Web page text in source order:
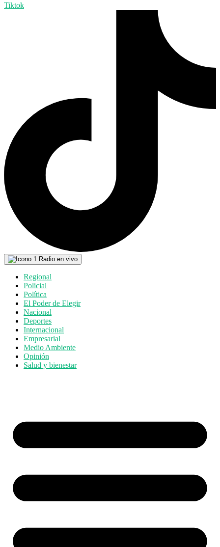
Tiktok
Radio en vivo
Regional
Policial
Política
El Poder de Elegir
Nacional
Deportes
Internacional
Empresarial
Medio Ambiente
Opinión
Salud y bienestar